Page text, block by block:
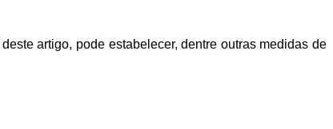
deste artigo, pode estabelecer, dentre outras medidas de